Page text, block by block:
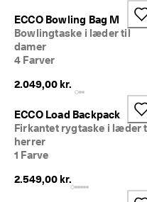
ECCO Bowling Bag M
Bowlingtaske i læder til
damer
4 Farver
2.049,00 kr.
ECCO Load Backpack
Firkantet rygtaske i læder
herrer
1 Farve
2.549,00 kr.